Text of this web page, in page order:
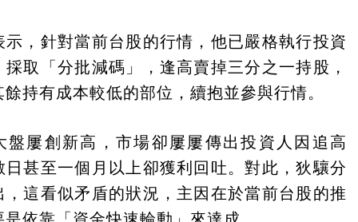
示，針對當前台股的行情，他已嚴格執行投資
採取「分批減碼」，逢高賣掉三分之一持股，
餘持有成本較低的部位，續抱並參與行情。
盤屢創新高，市場卻屢屢傳出投資人因追高
日甚至一個月以上卻獲利回吐。對此，狄驤分
，這看似矛盾的狀況，主因在於當前台股的推